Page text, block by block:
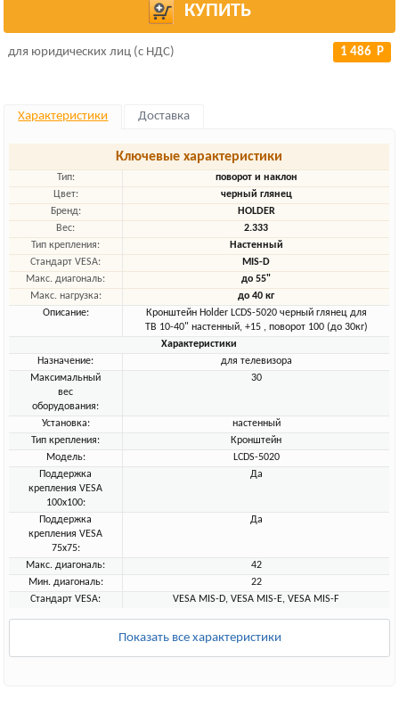
КУПИТЬ
для юридических лиц (с НДС) 1 486 Р
Характеристики Доставка
Ключевые характеристики
Тип:
поворот и наклон
Цвет:
черный глянец
Бренд:
HOLDER
Вес:
2.333
Тип крепления:
Настенный
Стандарт VESA:
MIS-D
Макс. диагональ:
до 55"
Макс. нагрузка:
до 40 кг
Описание:
Кронштейн Holder LCDS-5020 черный глянец для
ТВ 10-40" настенный, +15 , поворот 100 (до 30кг)
Характеристики
Назначение:
для телевизора
Максимальный
вес
оборудования:
30
Установка:
настенный
Тип крепления:
Кронштейн
Модель:
LCDS-5020
Поддержка
крепления VESA
100х100:
Да
Поддержка
крепления VESA
75х75:
Да
Макс. диагональ:
42
Мин. диагональ:
22
Стандарт VESA:
VESA MIS-D, VESA MIS-E, VESA MIS-F
Показать все характеристики